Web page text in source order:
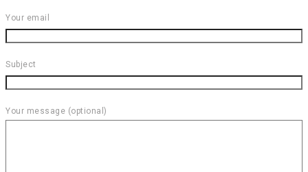
Your email
Subject
Your message (optional)